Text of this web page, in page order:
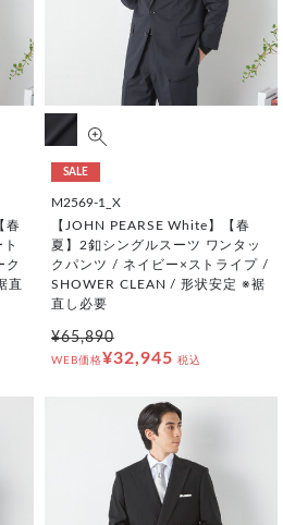
春
ク
直
SALE
M2569-1_X
【JOHN PEARSE White】【春
夏】2釦シングルスーツ ワンタッ
クパンツ / ネイビー×ストライプ /
SHOWER CLEAN / 形状安定 ※裾
直し必要
¥65,890
WEB価格¥32,945 税込